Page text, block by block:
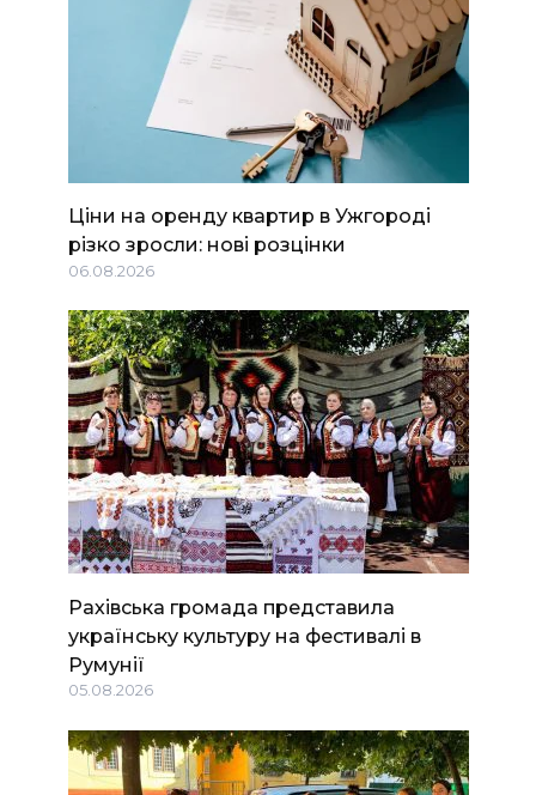
Ціни на оренду квартир в Ужгороді
різко зросли: нові розцінки
06.08.2026
Рахівська громада представила
українську культуру на фестивалі в
Румунії
05.08.2026